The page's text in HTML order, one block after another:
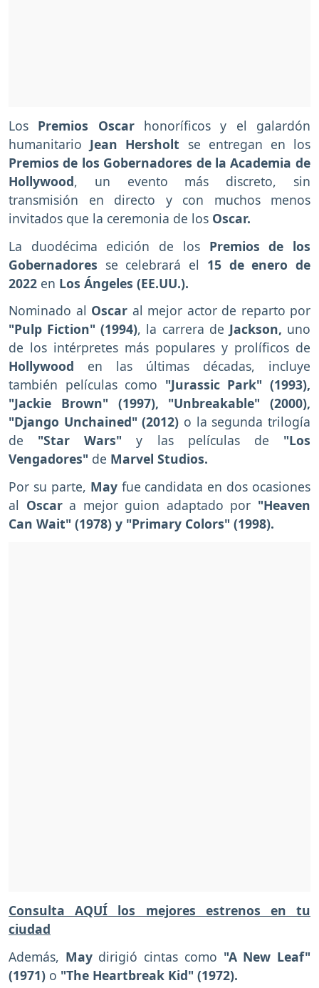
Los Premios Oscarhonoríficos y el galardón
humanitario Jean Hersholt se entregan en los
Premios de los Gobernadores de la Academia de
Hollywood, un evento más discreto, sin
transmisión en directo y con muchos menos
invitados que la ceremonia de los Oscar.
La duodécima edición de los Premios de los
Gobernadores se celebrará el 15 de enero de
2022 en Los Ángeles (EE.UU.).
Nominado al Oscar al mejor actor de reparto por
"Pulp Fiction" (1994), la carrera de Jackson, uno
de los intérpretes más populares y prolíficos de
Hollywood en las últimas décadas, incluye
también películas como "Jurassic Park" (1993),
"Jackie Brown" (1997), "Unbreakable" (2000),
"Django Unchained" (2012) o la segunda trilogía
de "Star Wars"y las películas de "Los
Vengadores" de Marvel Studios.
Por su parte, May fue candidata en dos ocasiones
al Oscara mejor guion adaptado por "Heaven
Can Wait" (1978) y "Primary Colors" (1998).
Consulta AQUÍ los mejores estrenos en tu
ciudad
Además, May dirigió cintas como "A New Leaf"
(1971) o "The Heartbreak Kid" (1972).